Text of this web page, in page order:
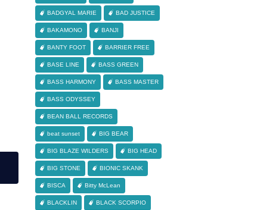
BADGYAL MARIE BAD JUSTICE
BAKAMONO BANJI
BANTY FOOT BARRIER FREE
BASE LINE BASS GREEN
BASS HARMONY BASS MASTER
BASS ODYSSEY
BEAN BALL RECORDS
beat sunset BIG BEAR
BIG BLAZE WILDERS BIG HEAD
BIG STONE BIONIC SKANK
BISCA Bitty McLean
BLACKLIN BLACK SCORPIO